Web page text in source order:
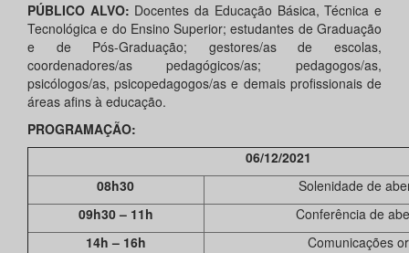
PÚBLICO ALVO: Docentes da Educação Básica, Técnica e
Tecnológica e do Ensino Superior; estudantes de Graduação
e de Pós-Graduação; gestores/as de escolas,
coordenadores/as pedagógicos/as; pedagogos/as,
psicólogos/as, psicopedagogos/as e demais profissionais de
áreas afins à educação.
PROGRAMAÇÃO:
06/12/2021
08h30
Solenidade de
09h30 – 11h
Conferência de
14h – 16h
Comunicações